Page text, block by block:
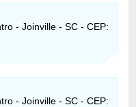
- Joinville - SC - CEP:
- Joinville - SC - CEP: